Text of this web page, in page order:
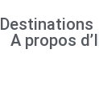
Destinations
A propos